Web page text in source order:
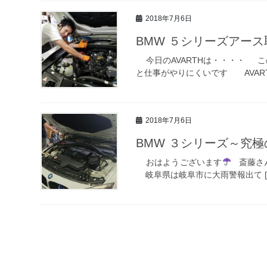
2018年7月6日
BMW ５シリーズアー
今日のAVARTHは・・・・ こ
と仕事がやりにくいです
2018年7月6日
BMW ３シリーズ～究
おはようございます
斎藤さ
岐阜県は岐阜市に大雨警報出